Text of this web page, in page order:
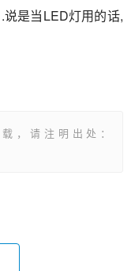
是当LED灯用的话,
，请注明出处：